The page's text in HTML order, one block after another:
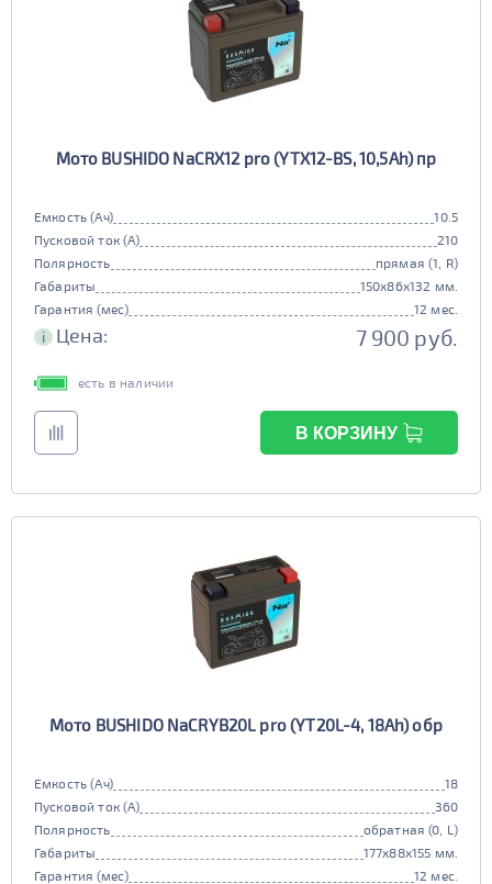
Мото BUSHIDO NaCRX12 pro (YTX12-BS, 10,5Ah) пр
Емкость (Ач)
10.5
Пусковой ток (А)
210
Полярность
прямая (1, R)
Габариты
150x86x132 мм.
Гарантия (мес)
12 мес.
i Цена: 7 900 руб.
есть в наличии
В КОРЗИНУ
Мото BUSHIDO NaCRYB20L pro (YT20L-4, 18Ah) обр
Емкость (Ач)
18
Пусковой ток (А)
360
Полярность
обратная (0, L)
Габариты
177x88x155 мм.
Гарантия (мес)
12 мес.